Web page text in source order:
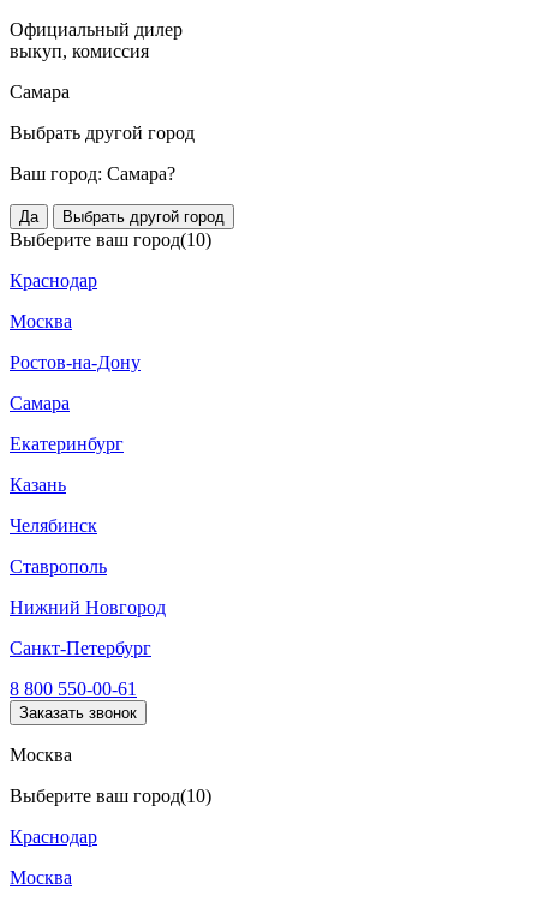
Официальный дилер
выкуп, комиссия
Самара
Выбрать другой город
Ваш город: Самара?
Да Выбрать другой город
Выберите ваш город(10)
Краснодар
Москва
Ростов-на-Дону
Самара
Екатеринбург
Казань
Челябинск
Ставрополь
Нижний Новгород
Санкт-Петербург
8 800 550-00-61
Заказать звонок
Москва
Выберите ваш город(10)
Краснодар
Москва